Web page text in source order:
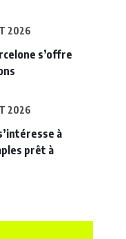
2026
s’offre
2026
à
prêt à